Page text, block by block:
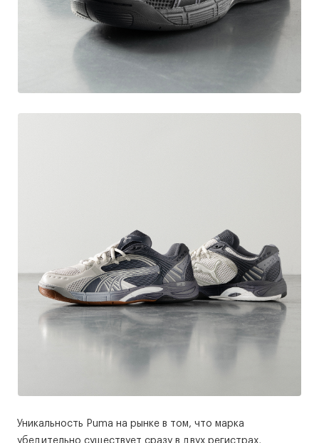
Уникальность Puma на рынке в том, что марка
убедительно существует сразу в двух регистрах,